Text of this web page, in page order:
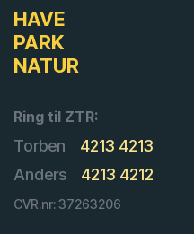
HAVE
PARK
NATUR
Ring til ZTR:
Torben
4213 4213
Anders
4213 4212
CVR.nr: 37263206